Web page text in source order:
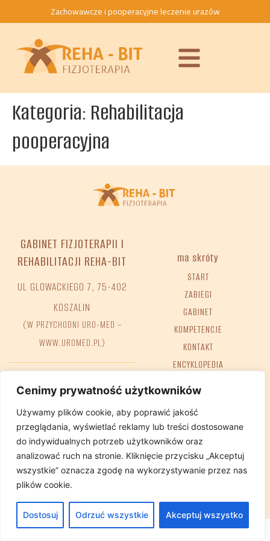
Cenimy prywatność użytkowników
Używamy plików cookie, aby poprawić jakość
przeglądania, wyświetlać reklamy lub treści dostosowane
do indywidualnych potrzeb użytkowników oraz
analizować ruch na stronie. Kliknięcie przycisku „Akceptuj
wszystkie” oznacza zgodę na wykorzystywanie przez nas
plików cookie.
Dostosuj Odrzuć wszystkie Akceptuj wszystko
Zachowawcze i pooperacyjne leczenie urazów
Kategoria: Rehabilitacja
pooperacyjna
GABINET FIZJOTERAPII I
REHABILITACJI REHA-BIT
UL GLOWACKIEGO 7, 75-402
KOSZALIN
(W PRZYCHODNI URO-MED –
WWW.UROMED.PL)
Tel. +48 698 68 02 38
e-mail:GABINET@REHA-BIT.PL
ma skróty
START
ZABIEGI
GABINET
KOMPETENCJE
KONTAKT
ENCYKLOPEDIA
Polityka Prywatnosci